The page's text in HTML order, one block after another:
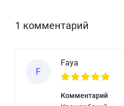
1 комментарий
F
Faya
Комментарий